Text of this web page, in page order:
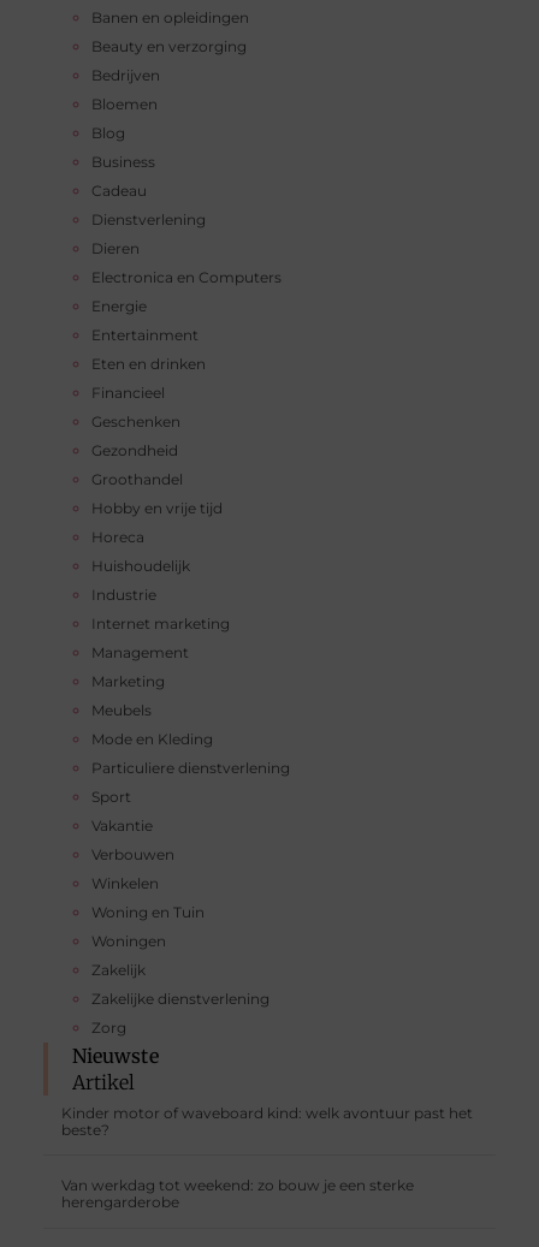
Banen en opleidingen
Beauty en verzorging
Bedrijven
Bloemen
Blog
Business
Cadeau
Dienstverlening
Dieren
Electronica en Computers
Energie
Entertainment
Eten en drinken
Financieel
Geschenken
Gezondheid
Groothandel
Hobby en vrije tijd
Horeca
Huishoudelijk
Industrie
Internet marketing
Management
Marketing
Meubels
Mode en Kleding
Particuliere dienstverlening
Sport
Vakantie
Verbouwen
Winkelen
Woning en Tuin
Woningen
Zakelijk
Zakelijke dienstverlening
Zorg
Nieuwste
Artikel
Kinder motor of waveboard kind: welk avontuur past het
beste?
Van werkdag tot weekend: zo bouw je een sterke
herengarderobe